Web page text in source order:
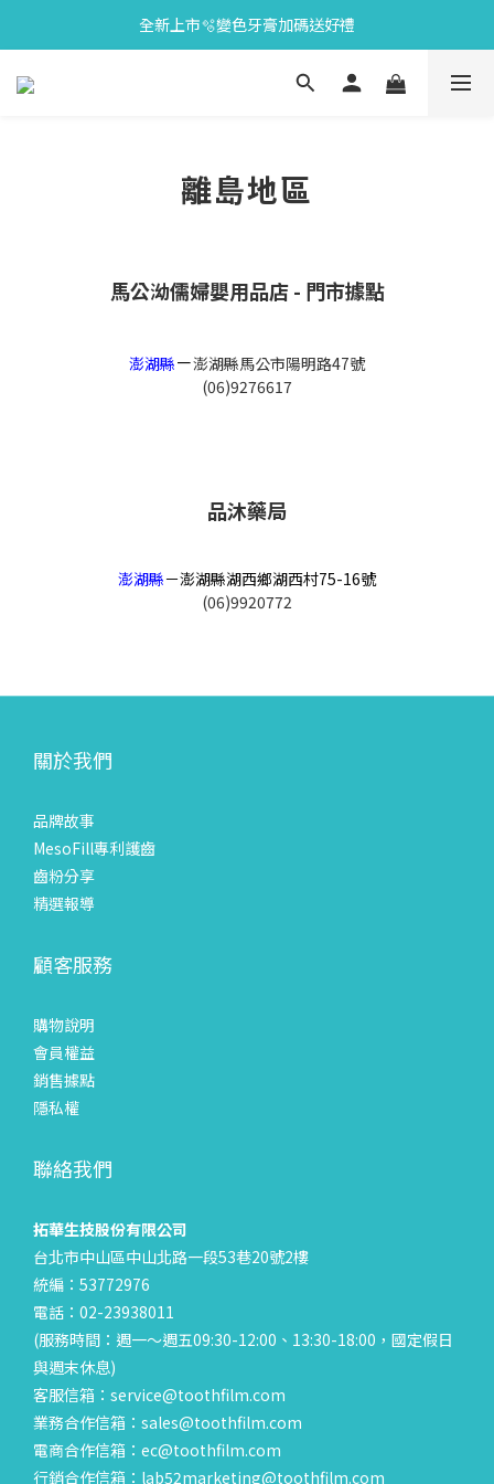
會員限定🎁點數兌換好禮
全新上市🫧變色牙膏加碼送好禮
會員限定🎁點數兌換好禮
離島地區
馬公泑儒婦嬰用品店 - 門市據點
澎湖縣－澎湖縣馬公市陽明路47號
(06)9276617
品沐藥局
澎湖縣－澎湖縣湖西鄉湖西村75-16號
(06)9920772
關於我們
品牌故事
MesoFill專利護齒
齒粉分享
精選報導
顧客服務
購物說明
會員權益
銷售據點
隱私權
聯絡我們
拓華生技股份有限公司
台北市中山區中山北路一段53巷20號2樓
統編：53772976
電話：02-23938011
(服務時間：週一～週五09:30-12:00、13:30-18:00，國定假日
與週末休息)
客服信箱：service@toothfilm.com
業務合作信箱：sales@toothfilm.com
電商合作信箱：ec@toothfilm.com
行銷合作信箱：lab52marketing@toothfilm.com